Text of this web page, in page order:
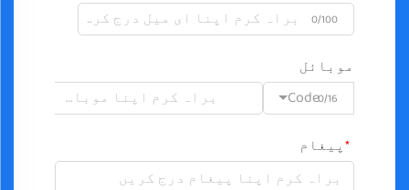
0/100
موبائل
Code0/16
پیغام